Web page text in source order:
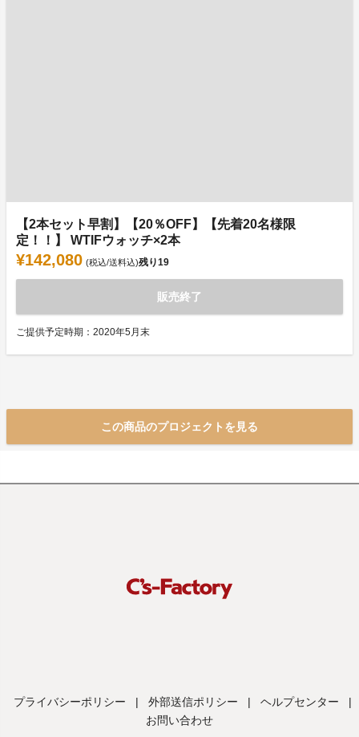
【2本セット早割】【20％OFF】【先着20名様限
定！！】 WTIFウォッチ×2本
¥142,080 (税込/送料込)残り19
販売終了
ご提供予定時期：2020年5月末
この商品のプロジェクトを見る
プライバシーポリシー | 外部送信ポリシー | ヘルプセンター
|
お問い合わせ